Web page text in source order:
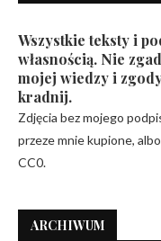
Wszystkie teksty i
własnością. Nie
mojej wiedzy i
kradnij.
Zdjęcia bez mojego
przeze mnie kupione,
CC0.
ARCHIWUM